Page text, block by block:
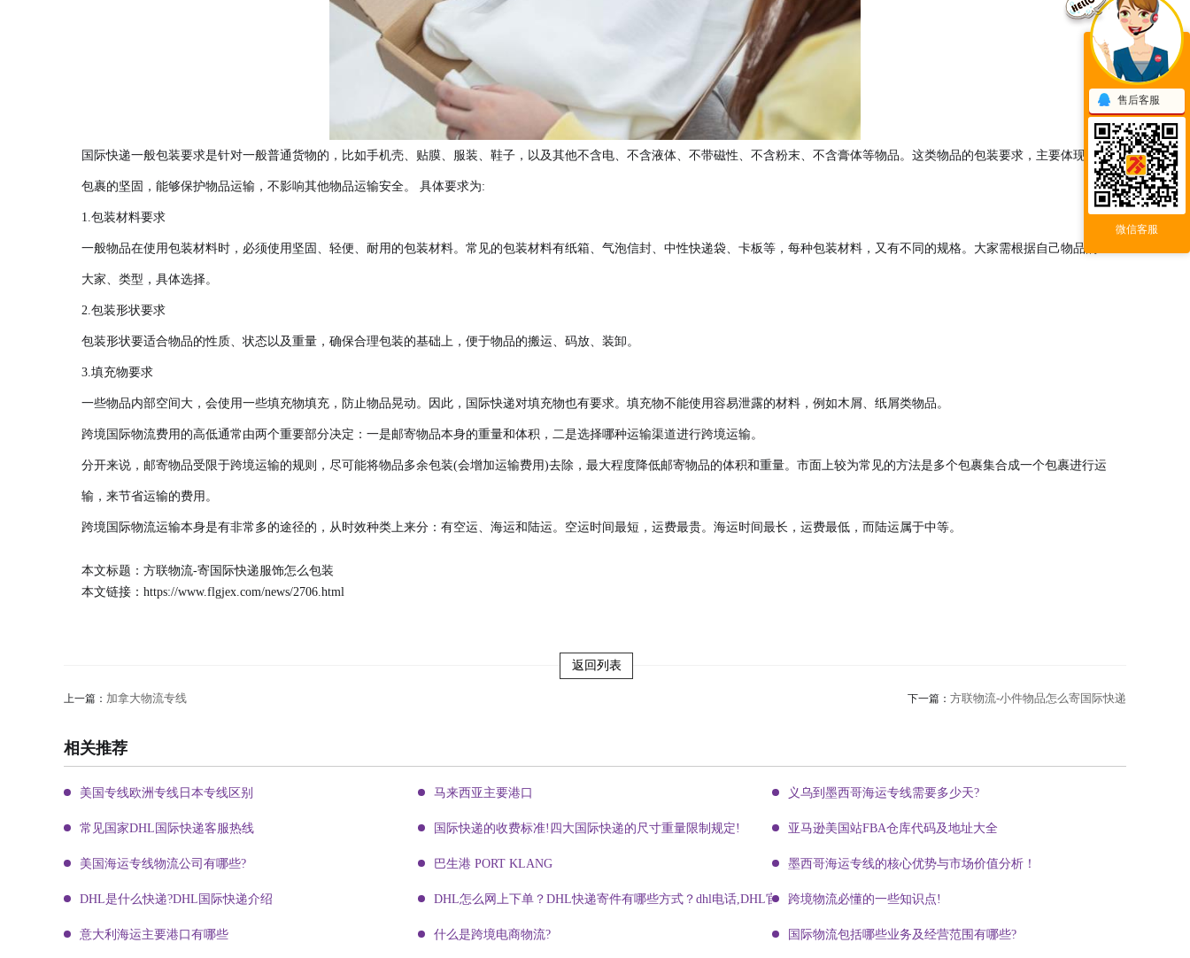
国际快递一般包装要求是针对一般普通货物的，比如手机壳、贴膜、服装、鞋子，以及其他不含电、不含液体、不带磁性、不含粉末、不含膏体等物品。这类物品的包装要求，主要体现在
包裹的坚固，能够保护物品运输，不影响其他物品运输安全。 具体要求为:
1.包装材料要求
一般物品在使用包装材料时，必须使用坚固、轻便、耐用的包装材料。常见的包装材料有纸箱、气泡信封、中性快递袋、卡板等，每种包装材料，又有不同的规格。大家需根据自己物品的
大家、类型，具体选择。
2.包装形状要求
包装形状要适合物品的性质、状态以及重量，确保合理包装的基础上，便于物品的搬运、码放、装卸。
3.填充物要求
一些物品内部空间大，会使用一些填充物填充，防止物品晃动。因此，国际快递对填充物也有要求。填充物不能使用容易泄露的材料，例如木屑、纸屑类物品。
跨境国际物流费用的高低通常由两个重要部分决定：一是邮寄物品本身的重量和体积，二是选择哪种运输渠道进行跨境运输。
分开来说，邮寄物品受限于跨境运输的规则，尽可能将物品多余包装(会增加运输费用)去除，最大程度降低邮寄物品的体积和重量。市面上较为常见的方法是多个包裹集合成一个包裹进行运
输，来节省运输的费用。
跨境国际物流运输本身是有非常多的途径的，从时效种类上来分：有空运、海运和陆运。空运时间最短，运费最贵。海运时间最长，运费最低，而陆运属于中等。
本文标题：方联物流-寄国际快递服饰怎么包装
本文链接： https://www.flgjex.com/news/2706.html
返回列表
上一篇： 加拿大物流专线 下一篇： 方联物流-小件物品怎么寄国际快递
相关推荐
美国专线欧洲专线日本专线区别 马来西亚主要港口 义乌到墨西哥海运专线需要多少天?
常见国家DHL国际快递客服热线 国际快递的收费标准!四大国际快递的尺寸重量限制规定! 亚马逊美国站FBA仓库代码及地址大全
美国海运专线物流公司有哪些? 巴生港 PORT KLANG 墨西哥海运专线的核心优势与市场价值分析！
DHL是什么快递?DHL国际快递介绍 DHL怎么网上下单？DHL快递寄件有哪些方式？dhl电话,DHL官网跨境物流必懂的一些知识点!
意大利海运主要港口有哪些 什么是跨境电商物流? 国际物流包括哪些业务及经营范围有哪些?
售后客服
微信客服